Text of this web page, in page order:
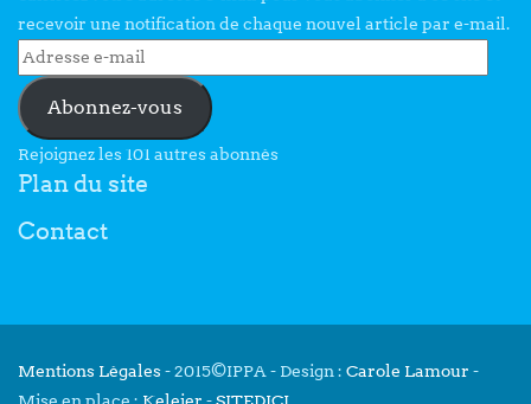
recevoir une notification de chaque nouvel article par e-mail.
Abonnez-vous
Rejoignez les 101 autres abonnés
Plan du site
Contact
Mentions Légales- 2015©IPPA - Design : Carole Lamour -
Mise en place : Keleier -SITEDICI